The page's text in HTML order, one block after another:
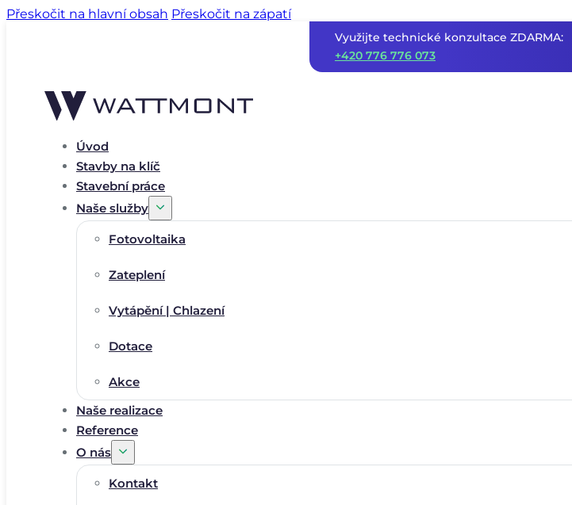
Přeskočit na hlavní obsah Přeskočit na zápatí
Využijte technické konzultace ZDARMA:
+420 776 776 073
Úvod
Stavby na klíč
Stavební práce
Naše služby
Fotovoltaika
Zateplení
Vytápění | Chlazení
Dotace
Akce
Naše realizace
Reference
O nás
Kontakt